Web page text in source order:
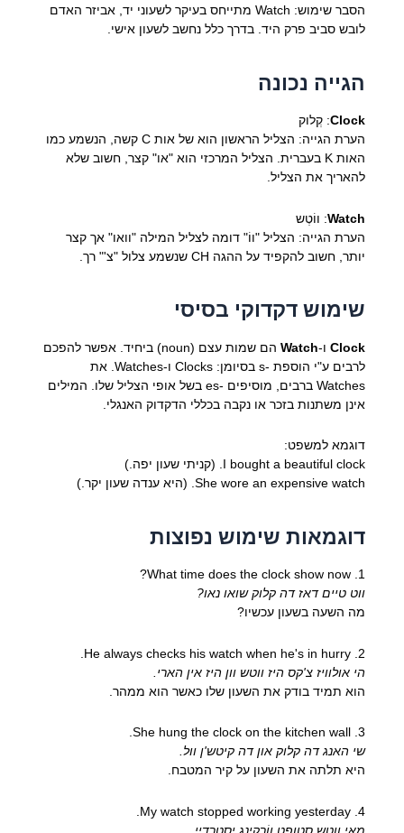
הסבר שימוש: Watch מתייחס בעיקר לשעוני יד, אביזר האדם
לובש סביב פרק היד. בדרך כלל נחשב לשעון אישי.
הגייה נכונה
Clock: קְלוק
הערת הגייה: הצליל הראשון הוא של אות C קשה, הנשמע כמו
האות K בעברית. הצליל המרכזי הוא "או" קצר, חשוב שלא
להאריך את הצליל.
Watch: ווֹטְש
הערת הגייה: הצליל "ווֹ" דומה לצליל המילה "וואו" אך קצר
יותר, חשוב להקפיד על ההגה CH שנשמע צלול "צ'" רך.
שימוש דקדוקי בסיסי
Clockו-Watch
הם שמות עצם (noun) ביחיד. אפשר להפכם
לרבים ע"י הוספת -s בסיומן: Clocks ו-Watches. את
Watches ברבים, מוסיפים -es בשל אופי הצליל שלו. המילים
אינן משתנות בזכר או נקבה בכללי הדקדוק האנגלי.
דוגמא למשפט:
I bought a beautiful clock. (קניתי שעון יפה.)
She wore an expensive watch. (היא ענדה שעון יקר.)
דוגמאות שימוש נפוצות
1. What time does the clock show now?
ווט טיים דאז דה קלוק שואו נאו?
מה השעה בשעון עכשיו?
2. He always checks his watch when he's in hurry.
הי אולוויז צ'קס היז ווטש וון היז אין הארי.
הוא תמיד בודק את השעון שלו כאשר הוא ממהר.
3. She hung the clock on the kitchen wall.
שי האנג דה קלוק און דה קיטש'ן וול.
היא תלתה את השעון על קיר המטבח.
4. My watch stopped working yesterday.